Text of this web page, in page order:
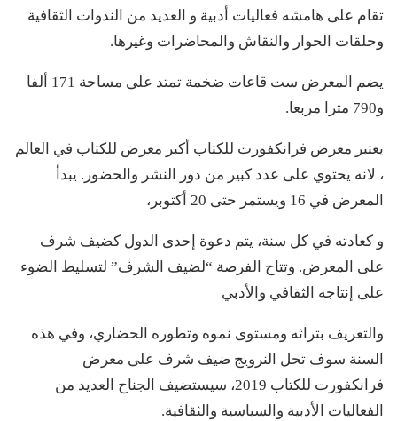
تقام على هامشه فعاليات أدبية و العديد من الندوات الثقافية
وحلقات الحوار والنقاش والمحاضرات وغيرها.
يضم المعرض ست قاعات ضخمة تمتد على مساحة 171 ألفا
و790 مترا مربعا.
يعتبر معرض فرانكفورت للكتاب أكبر معرض للكتاب في العالم
، لانه يحتوي على عدد كبير من دور النشر والحضور. يبدأ
المعرض في 16 ويستمر حتى 20 أكتوبر،
و كعادته في كل سنة، يتم دعوة إحدى الدول كضيف شرف
على المعرض. وتتاح الفرصة “لضيف الشرف” لتسليط الضوء
على إنتاجه الثقافي والأدبي
والتعريف بتراثه ومستوى نموه وتطوره الحضاري، وفي هذه
السنة سوف تحل النرويج ضيف شرف على معرض
فرانكفورت للكتاب 2019، سيستضيف الجناح العديد من
الفعاليات الأدبية والسياسية والثقافية.